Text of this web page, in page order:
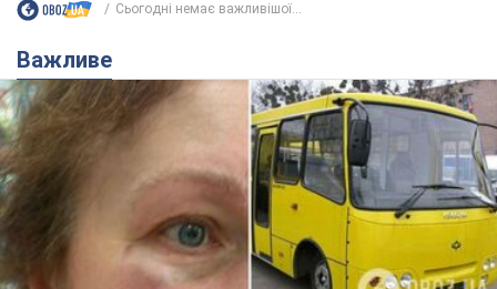
Сьогодні немає важливішої...
Важливе